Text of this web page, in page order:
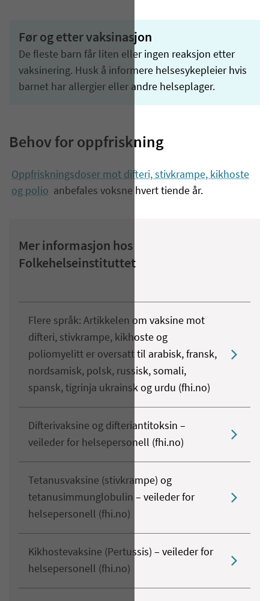
Før og etter vaksinasjon
De fleste barn får liten eller ingen reaksjon etter
vaksinering. Husk å informere helsesykepleier hvis
barnet har allergier eller andre helseplager.
Behov for oppfriskning
Oppfriskningsdoser mot difteri, stivkrampe, kikhoste
og polio anbefales voksne hvert tiende år.
Mer informasjon hos
Folkehelseinstituttet
Flere språk: Artikkelen om vaksine mot
difteri, stivkrampe, kikhoste og
poliomyelitt er oversatt til arabisk, fransk,
nordsamisk, polsk, russisk, somali,
spansk, tigrinja ukrainsk og urdu (fhi.no)
Difterivaksine og difteriantitoksin –
veileder for helsepersonell (fhi.no)
Tetanusvaksine (stivkrampe) og
tetanusimmunglobulin – veileder for
helsepersonell (fhi.no)
Kikhostevaksine (Pertussis) – veileder for
helsepersonell (fhi.no)